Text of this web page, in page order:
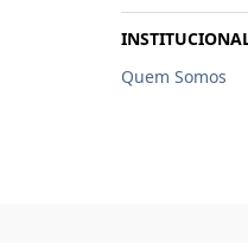
Quem Somos